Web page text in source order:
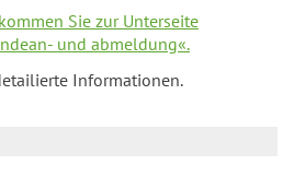
Sie zur Unterseite
und abmeldung«.
Informationen.